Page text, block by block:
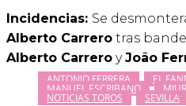
Incidencias: Se
Alberto Carrero tras
Alberto Carrero yJoão
ANTONIO FERRERA EL
MANUEL ESCRIBANO
NOTICIAS TOROS SEVILLA